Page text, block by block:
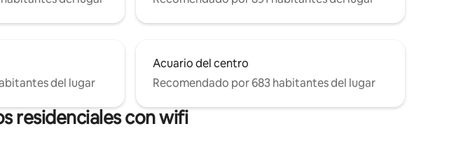
del lugar
Acuario del centro
Recomendado por 683 habitantes del lugar
residenciales con wifi